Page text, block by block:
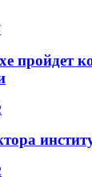
пройдет